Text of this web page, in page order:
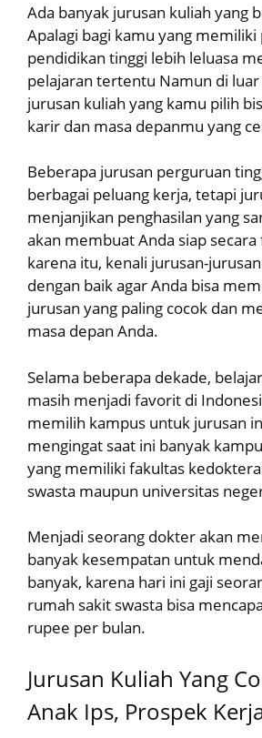
Ada banyak jurusan kuliah yang
Apalagi bagi kamu yang memiliki
pendidikan tinggi lebih leluasa
pelajaran tertentu Namun di
jurusan kuliah yang kamu pilih
karir dan masa depanmu yang
Beberapa jurusan perguruan
berbagai peluang kerja, tetapi
menjanjikan penghasilan yang
akan membuat Anda siap secara
karena itu, kenali jurusan-
dengan baik agar Anda bisa
jurusan yang paling cocok dan
masa depan Anda.
Selama beberapa dekade,
masih menjadi favorit di
memilih kampus untuk jurusan
mengingat saat ini banyak
yang memiliki fakultas
swasta maupun universitas
Menjadi seorang dokter akan
banyak kesempatan untuk
banyak, karena hari ini gaji
rumah sakit swasta bisa
rupee per bulan.
Jurusan Kuliah Yang
Anak Ips, Prospek